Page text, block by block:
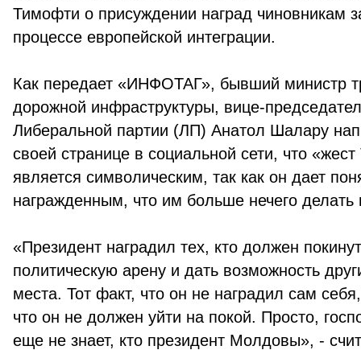
Тимофти о присуждении наград чиновникам
процессе европейской интеграции.
Как передает «ИНФОТАГ», бывший министр
дорожной инфраструктуры, вице-
Либеральной партии (ЛП) Анатол Шалару
своей странице в социальной сети, что
является символическим, так как он дает
награжденным, что им больше нечего делать
«Президент наградил тех, кто должен
политическую арену и дать возможность
места. Тот факт, что он не наградил сам
что он не должен уйти на покой. Просто,
еще не знает, кто президент Молдовы», -